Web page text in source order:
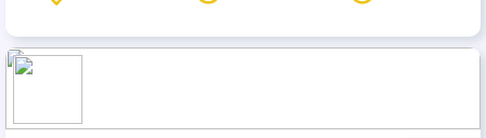
Commerce de détail et de gros à prédominance
alimentaire (hypermarchés, supermarchés, etc.).